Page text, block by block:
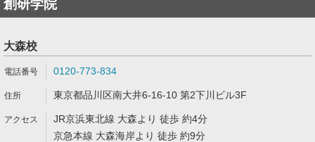
創研学院
大森校
0120-773-834
東京都品川区南大井6-16-10 第2下川ビル3F
JR京浜東北線 大森より 徒歩 約4分
京急本線 大森海岸より 徒歩 約9分